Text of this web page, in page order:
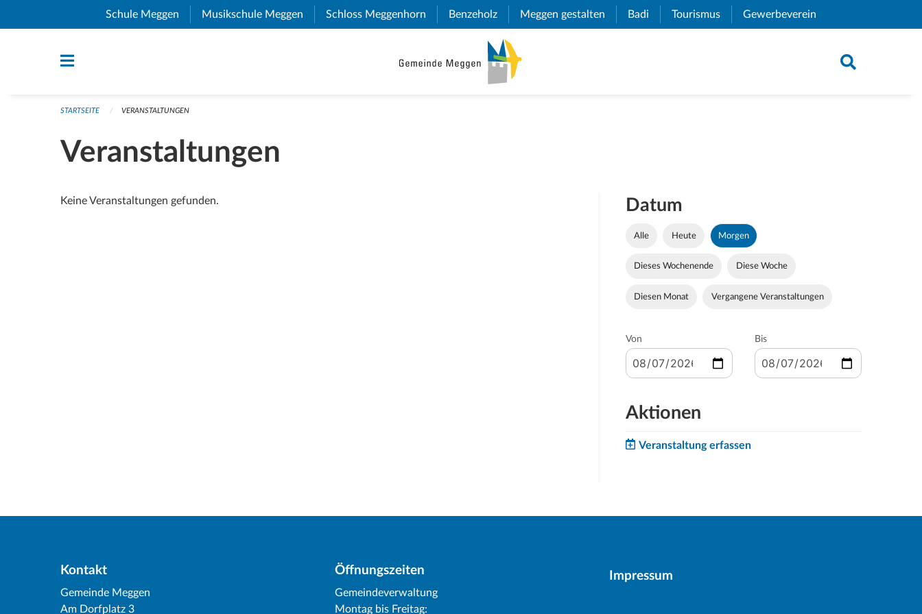
Navigation überspringen
Schule Meggen (External Link)
Musikschule Meggen (External Link)
Schloss Meggenhorn (External Link)
Benzeholz (External Link)
Meggen gestalten (External Link)
Badi (External Link)
Tourismus (External Link)
Gewerbeverein
STARTSEITE VERANSTALTUNGEN
Veranstaltungen
Keine Veranstaltungen gefunden. Datum
Alle Heute Morgen
Dieses Wochenende Diese Woche
Diesen Monat Vergangene Veranstaltungen
Von Bis
Aktionen
Veranstaltung erfassen
Kontakt
Gemeinde Meggen
Am Dorfplatz 3
Öffnungszeiten
Gemeindeverwaltung
Montag bis Freitag:
Impressum